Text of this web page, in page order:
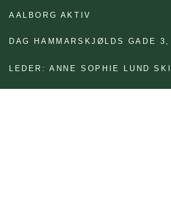
AALBORG AKTIV
DAG HAMMARSKJØLDS GADE 3,
LEDER: ANNE SOPHIE LUND